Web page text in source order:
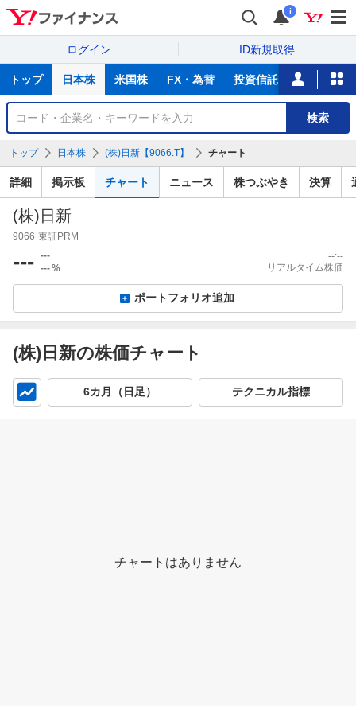
i
ログイン ID新規取得
サ
トップ 日本株 米国株 FX・為替 投資信託 ニュース
銘
検
索
検索
トップ 日本株 (株)日新【9066.T】 チャート
詳細 掲示板 チャート ニュース 株つぶやき 決算
(株)日新
9066 東証PRM
--- ---
---%
--:--
リアルタイム株価
ポートフォリオ追加
(株)日新の株価チャート
6カ月（日足） テクニカル指標
チャートはありません